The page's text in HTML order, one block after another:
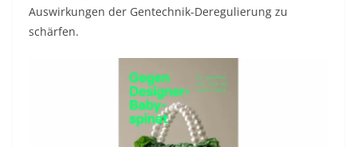
Auswirkungen der Gentechnik-Deregulierung zu
schärfen.